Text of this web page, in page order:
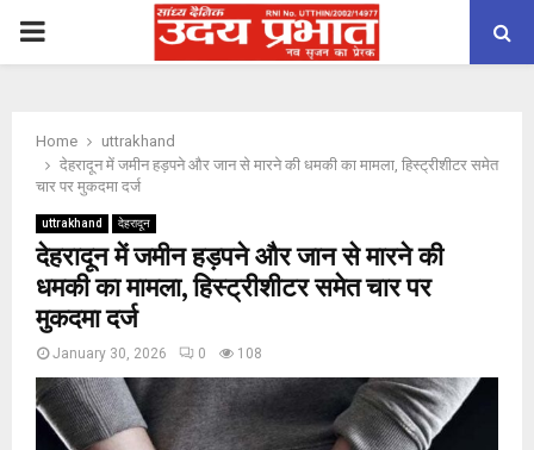
PRIMARY
Home
uttrakhand
देहरादून में जमीन हड़पने और जान से मारने की धमकी का मामला, हिस्ट्रीशीटर समेत
चार पर मुकदमा दर्ज
uttrakhand देहरादून
देहरादून में जमीन हड़पने और जान से मारने की
धमकी का मामला, हिस्ट्रीशीटर समेत चार पर
मुकदमा दर्ज
January 30, 2026 0 108